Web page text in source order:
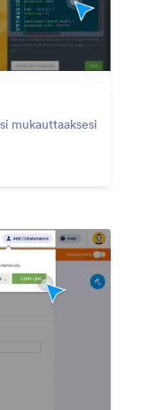
mukauttaaksesi